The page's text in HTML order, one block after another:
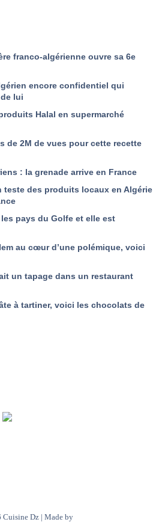
franco-algérienne ouvre sa 6e
encore confidentiel qui
lui
Halal en supermarché
de 2M de vues pour cette recette
: la grenade arrive en France
teste des produits locaux en Algérie
pays du Golfe et elle est
au cœur d’une polémique, voici
un tapage dans un restaurant
à tartiner, voici les chocolats de
Dz | Made by